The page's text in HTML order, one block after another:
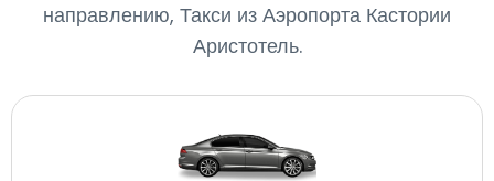
направлению, Такси из Аэропорта Кастории
Аристотель.